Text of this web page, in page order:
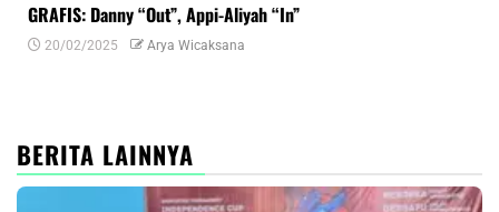
GRAFIS: Danny “Out”, Appi-Aliyah “In”
20/02/2025 Arya Wicaksana
BERITA LAINNYA